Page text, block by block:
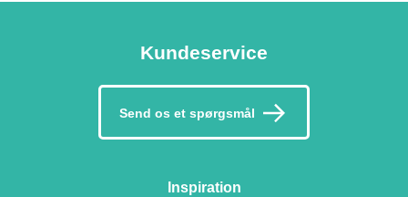
Kundeservice
Send os et spørgsmål
Inspiration